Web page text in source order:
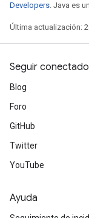
Developers. Java es
Última actualización:
Seguir conectado
Blog
Foro
GitHub
Twitter
YouTube
Ayuda